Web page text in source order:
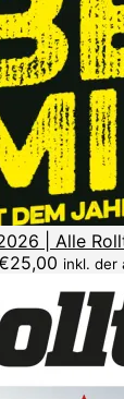
| Alle
25,00 inkl. der